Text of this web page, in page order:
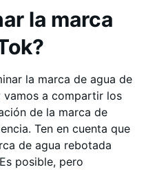
la marca
la marca de agua de
vamos a compartir los
de la marca de
Ten en cuenta que
de agua rebotada
posible, pero